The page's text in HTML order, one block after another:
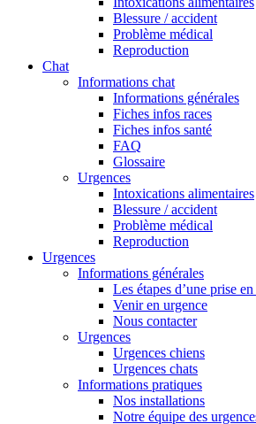
Blessure / accident
Problème médical
Reproduction
Chat
Informations chat
Informations générales
Fiches infos races
Fiches infos santé
FAQ
Glossaire
Urgences
Intoxications alimentaires
Blessure / accident
Problème médical
Reproduction
Urgences
Informations générales
Les étapes d’une prise
Venir en urgence
Nous contacter
Urgences
Urgences chiens
Urgences chats
Informations pratiques
Nos installations
Notre équipe des